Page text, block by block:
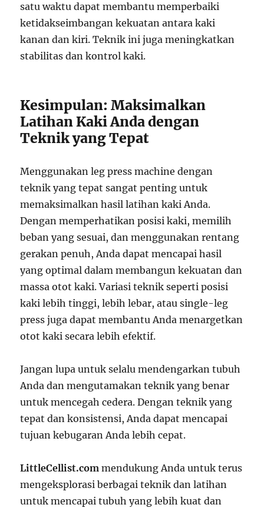
satu waktu dapat membantu memperbaiki
ketidakseimbangan kekuatan antara kaki
kanan dan kiri. Teknik ini juga meningkatkan
stabilitas dan kontrol kaki.
Kesimpulan: Maksimalkan
Latihan Kaki Anda dengan
Teknik yang Tepat
Menggunakan leg press machine dengan
teknik yang tepat sangat penting untuk
memaksimalkan hasil latihan kaki Anda.
Dengan memperhatikan posisi kaki, memilih
beban yang sesuai, dan menggunakan rentang
gerakan penuh, Anda dapat mencapai hasil
yang optimal dalam membangun kekuatan dan
massa otot kaki. Variasi teknik seperti posisi
kaki lebih tinggi, lebih lebar, atau single-leg
press juga dapat membantu Anda menargetkan
otot kaki secara lebih efektif.
Jangan lupa untuk selalu mendengarkan tubuh
Anda dan mengutamakan teknik yang benar
untuk mencegah cedera. Dengan teknik yang
tepat dan konsistensi, Anda dapat mencapai
tujuan kebugaran Anda lebih cepat.
LittleCellist.com mendukung Anda untuk terus
mengeksplorasi berbagai teknik dan latihan
untuk mencapai tubuh yang lebih kuat dan